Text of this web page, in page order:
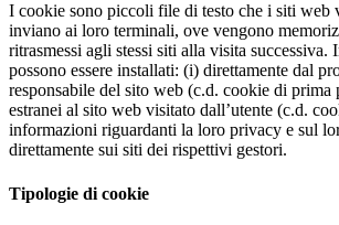
I cookie sono piccoli file di testo che i siti web
inviano ai loro terminali, ove vengono
ritrasmessi agli stessi siti alla visita successiva.
possono essere installati: (i) direttamente dal
responsabile del sito web (c.d. cookie di prima
estranei al sito web visitato dall’utente (c.d.
informazioni riguardanti la loro privacy e sul
direttamente sui siti dei rispettivi gestori.
Tipologie di cookie